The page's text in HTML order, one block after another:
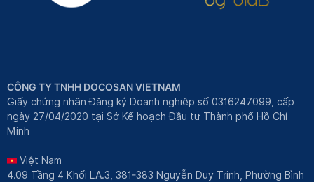
CÔNG TY TNHH DOCOSAN VIETNAM
Giấy chứng nhận Đăng ký Doanh nghiệp số 0316247099, cấp
ngày 27/04/2020 tại Sở Kế hoạch Đầu tư Thành phố Hồ Chí
Minh
Việt Nam
4.09 Tầng 4 Khối LA.3, 381-383 Nguyễn Duy Trinh, Phường Bình